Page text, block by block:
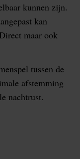
kunnen zijn.
kan
maar ook
tussen de
afstemming
nachtrust.